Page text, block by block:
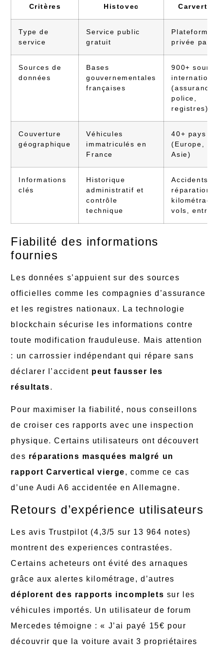
Critères Histovec
Type de
service
Service public
gratuit
Plateforme
privée
Sources de
données
Bases
gouvernementales
françaises
900+
police,
registres)
Couverture
géographique
Véhicules
immatriculés en
France
40+ pays
(Europe,
Asie)
Informations
clés
Historique
administratif et
contrôle
technique
Accidents,
réparations,
vols,
Fiabilité des informations
fournies
Les données s’appuient sur des sources
officielles comme les compagnies d’assurance
et les registres nationaux. La technologie
blockchain sécurise les informations contre
toute modification frauduleuse. Mais attention
: un carrossier indépendant qui répare sans
déclarer l’accident peut fausser les
résultats.
Pour maximiser la fiabilité, nous conseillons
de croiser ces rapports avec une inspection
physique. Certains utilisateurs ont découvert
des réparations masquées malgré un
rapport Carvertical vierge, comme ce cas
d’une Audi A6 accidentée en Allemagne.
Retours d’expérience utilisateurs
Les avis Trustpilot (4,3/5 sur 13 964 notes)
montrent des experiences contrastées.
Certains acheteurs ont évité des arnaques
grâce aux alertes kilométrage, d’autres
déplorent des rapports incomplets sur les
véhicules importés. Un utilisateur de forum
Mercedes témoigne : « J’ai payé 15€ pour
découvrir que la voiture avait 3 propriétaires